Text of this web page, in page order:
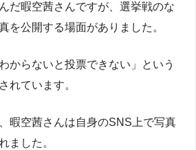
だ暇空茜さんですが、選挙戦のな
を公開する場面がありました。
からないと投票できない」という
れています。
暇空茜さんは自身のSNS上で写真
ました。